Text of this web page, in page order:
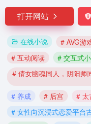
打开网站
在线小说 # AVG游
# 互动阅读
# 交互式
# 倩女幽魂同人，阴阳师
# 养成
# 后宫 # 太
# 女性向沉浸式恋爱平台